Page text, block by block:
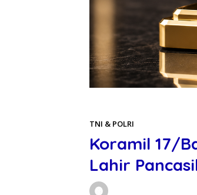
TNI & POLRI
Koramil 17/
Lahir